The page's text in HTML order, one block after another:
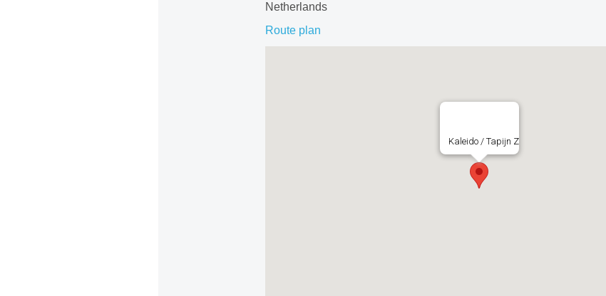
Netherlands
Route plan
Kaleido / Tapijn Z